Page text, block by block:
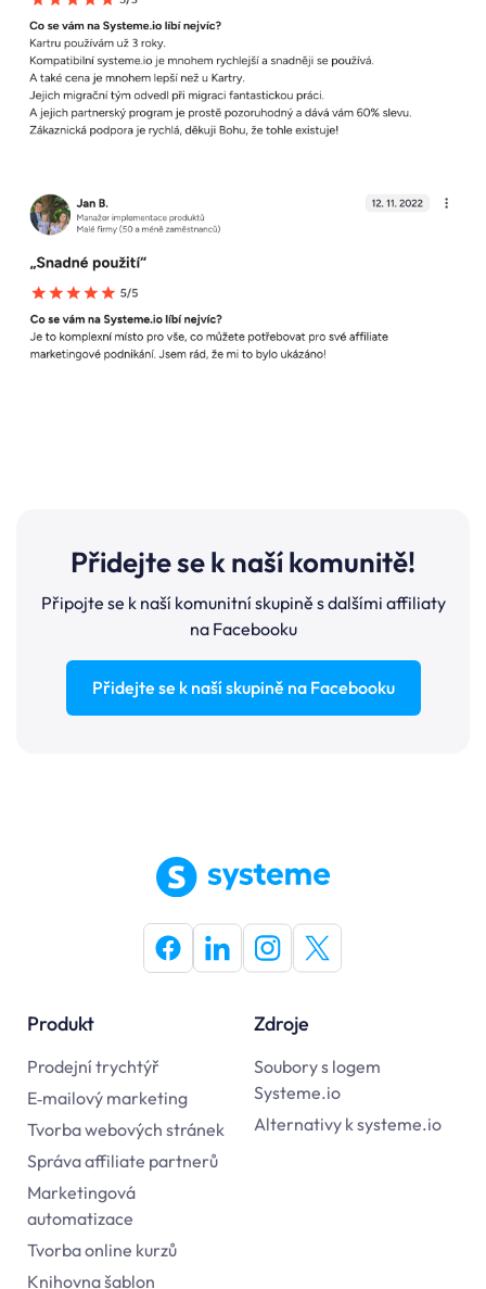
Přidejte se k naší komunitě!
Připojte se k naší komunitní skupině s dalšími affiliaty
na Facebooku
Přidejte se k naší skupině na Facebooku
Produkt
Prodejní trychtýř
E‑mailový marketing
Tvorba webových stránek
Správa affiliate partnerů
Marketingová
automatizace
Tvorba online kurzů
Knihovna šablon
Zdroje
Soubory s logem
Systeme.io
Alternativy k systeme.io